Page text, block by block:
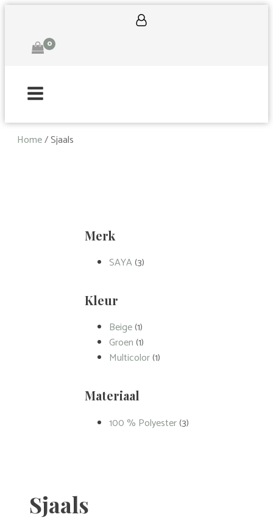
0
Home/ Sjaals
Merk
SAYA(3)
Kleur
Beige(1)
Groen(1)
Multicolor(1)
Materiaal
100 % Polyester(3)
Sjaals